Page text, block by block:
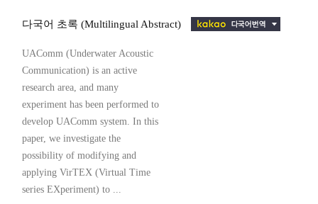
다국어 초록 (Multilingual Abstract)
UAComm (Underwater Acoustic
Communication) is an active
research area, and many
experiment has been performed to
develop UAComm system. In this
paper, we investigate the
possibility of modifying and
applying VirTEX (Virtual Time
series EXperiment) to ...